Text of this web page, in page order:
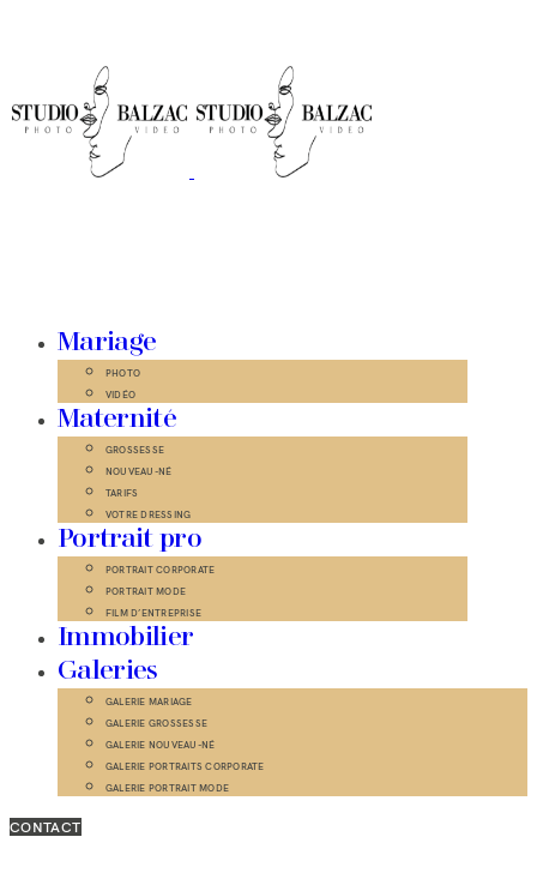
Mariage
PHOTO
VIDÉO
Maternité
GROSSESSE
NOUVEAU-NÉ
TARIFS
VOTRE DRESSING
Portrait pro
PORTRAIT CORPORATE
PORTRAIT MODE
FILM D’ENTREPRISE
Immobilier
Galeries
GALERIE MARIAGE
GALERIE GROSSESSE
GALERIE NOUVEAU-NÉ
GALERIE PORTRAITS CORPORATE
GALERIE PORTRAIT MODE
CONTACT